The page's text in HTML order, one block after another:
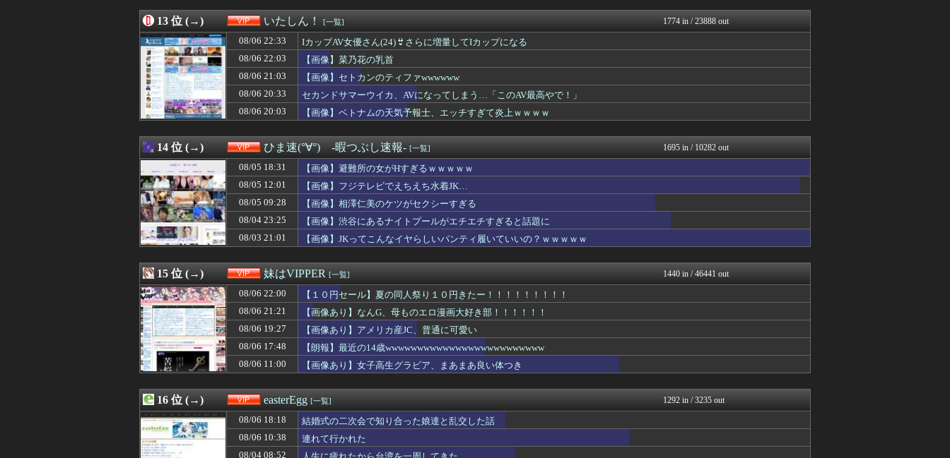
08/06 19:25
【驚愕】彼女との初夜に「まんこ見せて」って言ったらｗｗｗｗｗｗｗｗwwww
バズッター速報
08/06 19:15
俺「やべ終電逃した」女友達「手出さないんだったら泊めてもいいよ」→こうなるww...
まとめCUP
08/06 19:12
【画像】隣の家の室外機の風が玄関に直撃😱
08/06 19:10
町のお弁当屋さん「申し訳ないが消費税1%になったらその分商品代を値上げするわ」...
08/06 19:10
【動画】福岡の電車、複数の駅で「チ〇ポッ❤」という構内アナウンスが流れる騒ぎw...
ラビット速報
08/06 19:09
【AI】Google、Geminiが大赤字、史上初のマイナスキャッシュフローに...
コノユビニュース｜みんなの...
08/06 19:09
【画像】ストリートビューでとんでもない爆胸ｗｗｗｗｗｗｗｗｗｗ
08/06 19:09
弊社、ゆとり社員が5万円のスーツを着てたので総務部にチクったったwww
08/06 19:09
【悲報】アニメ「ヤニねこ」BPOに通報され審議入りか
コノユビニュース｜みんなの...
08/06 19:05
セクシー女優「熊本に300万円寄付します」彡(^)(^)「汚い金ありがとうやで...
不思議.net - 5ch...
08/06 19:03
【悲報】マチアプで会った外国人から「妊娠した」って言われたんやが
Zチャンネル＠VIP
08/06 19:03
【画像】全身セックスの女ｗｗｗｗｗｗｗｗ
いたしん！
08/06 19:01
【画像】お乳にすべての栄養が注がれた肉体を持つ、見つかるwwwwww
08/06 19:00
ジャンポケ斉藤の被害女性「バウムクーヘン売ったりTikTokライブしててムカつ...
08/06 19:00
【画像】Amazon配達員、ブチギレる・・・・・
【2ch】ニュー速クオリテ...
08/06 19:00
ハロプロ恵体ランキングTOP10
VIPワイドガイド
08/06 18:58
【悲報】今のアニメ、女に自分の趣味をやらせる系から女に池沼役をやらせる系へ変化
08/06 18:52
【衝撃】警察官の発砲判断、やりすぎなのか！！！！
08/06 18:46
【悲報】研究者「株式投資にハマる若者はギャンブルにハマる若者と同じ傾向がある」
ネギ速
08/06 18:45
ハロプロ恵体ランキングTOP10 (*ﾟ∀ﾟ)ゞカガクニュー...
13 位 (→) いたしん！ [一覧] 1774 in / 23888 out
08/06 22:33
IカップAV女優さん(24)👙さらに増量してIカップになる
08/06 22:03
【画像】菜乃花の乳首
08/06 21:03
【画像】セトカンのティファwwwwww
08/06 20:33
セカンドサマーウイカ、AVになってしまう…「このAV最高やで！」
08/06 20:03
【画像】ベトナムの天気予報士、エッチすぎて炎上ｗｗｗｗ
14 位 (→) ひま速(°∀°) -暇つぶし速報- [一覧] 1695 in / 10282 out
08/05 18:31
【画像】避難所の女がHすぎるｗｗｗｗｗ
08/05 12:01
【画像】フジテレビでえちえち水着JK…
08/05 09:28
【画像】相澤仁美のケツがセクシーすぎる
08/04 23:25
【画像】渋谷にあるナイトプールがエチエチすぎると話題に
08/03 21:01
【画像】JKってこんなイヤらしいパンティ履いていいの？ｗｗｗｗｗ
15 位 (→) 妹はVIPPER [一覧] 1440 in / 46441 out
08/06 22:00
【１０円セール】夏の同人祭り１０円きたー！！！！！！！！！
08/06 21:21
【画像あり】なんG、母ものエロ漫画大好き部！！！！！！
08/06 19:27
【画像あり】アメリカ産JC、普通に可愛い
08/06 17:48
【朗報】最近の14歳wwwwwwwwwwwwwwwwwwwwwwwww
08/06 11:00
【画像あり】女子高生グラビア、まあまあ良い体つき
16 位 (→) easterEgg [一覧] 1292 in / 3235 out
08/06 18:18
結婚式の二次会で知り合った娘達と乱交した話
08/06 10:38
連れて行かれた
08/04 08:52